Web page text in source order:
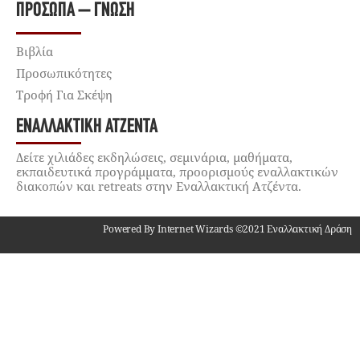
ΠΡΌΣΩΠΑ – ΓΝΏΣΗ
Βιβλία
Προσωπικότητες
Τροφή Για Σκέψη
ΕΝΑΛΛΑΚΤΙΚΉ ΑΤΖΈΝΤΑ
Δείτε χιλιάδες εκδηλώσεις, σεμινάρια, μαθήματα,
εκπαιδευτικά προγράμματα, προορισμούς εναλλακτικών
διακοπών και retreats στην Εναλλακτική Ατζέντα.
Powered By Internet Wizards ©2021 Εναλλακτική Δράση